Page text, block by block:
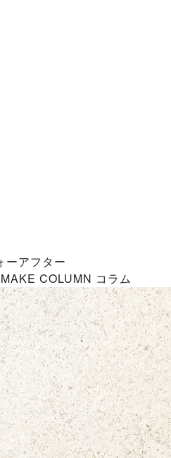
ーアフター
MAKE COLUMN コラム